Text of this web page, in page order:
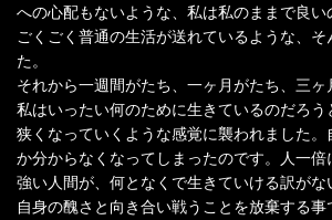
への心配もないような、私は私のままで良い
ごくごく普通の生活が送れているような、そ
た。
それから一週間がたち、一ヶ月がたち、三ヶ
私はいったい何のために生きているのだろ
狭くなっていくような感覚に襲われました
か分からなくなってしまったのです。人一
強い人間が、何となくで生きていける訳が
自身の醜さと向き合い戦うことを放棄する事